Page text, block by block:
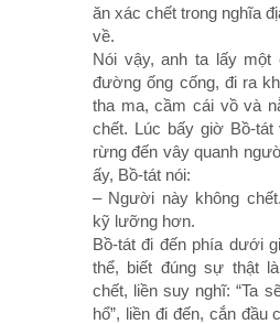
ăn xác chết trong nghĩa
về.
Nói vậy, anh ta lấy một
đường ống cống, đi ra
tha ma, cầm cái vồ và
chết. Lúc bấy giờ Bồ-
rừng đến vây quanh
ấy, Bồ-tát nói:
– Người này không
kỹ lưỡng hơn.
Bồ-tát đi đến phía dưới
thể, biết đúng sự thật
chết, liền suy nghĩ: “Ta
hổ”, liền đi đến, cắn đầu